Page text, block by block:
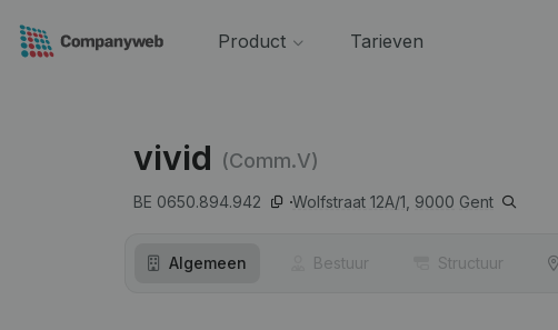
Product Tarieven
vivid (Comm.V)
BE 0650.894.942 Wolfstraat 12A/1, 9000 Gent
Algemeen Bestuur Structuur